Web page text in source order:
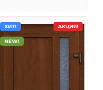
АКЦИЯ!
ХИТ!
NEW!